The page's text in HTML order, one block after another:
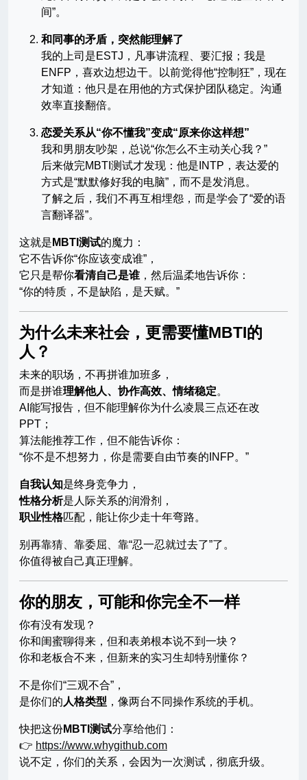
间”。
和同事的矛盾，突然能理解了
我的上司是ESTJ，凡事讲流程、要汇报；我是
ENFP，喜欢边想边干。以前觉得他“控制狂”，现在
才知道：他只是在用他的方式保护团队稳定。沟通
效率直接翻倍。
恋爱关系从“你不懂我”变成“原来你这样想”
我和男朋友吵架，总说“你怎么不主动关心我？”
后来做完MBTI测试才发现：他是INTP，表达爱的
方式是“默默修好我的电脑”，而不是发消息。
了解之后，我们不再互相埋怨，而是学会了“爱的语
言翻译器”。
这就是 MBTI测试的魔力：
它不告诉你“你应该变成谁”，
它只是帮你看清自己是谁 ，然后温柔地告诉你：
“你的特质，不是缺陷，是天赋。”
为什么未来社会，更需要懂MBTI的
人？
未来的职场，不再拼谁加班多，
而是拼谁理解他人、协作高效、情绪稳定。
AI能写报告，但不能理解你为什么凌晨三点还在改
PPT；
算法能推荐工作，但不能告诉你：
“你不是不想努力，你是需要自由节奏的INFP。”
自我认知是终身竞争力，
性格分析是人际关系的润滑剂，
职业性格匹配，能让你少走十年弯路。
别再靠猜、靠委屈、靠“忍一忍就过去了”了。
你值得被自己真正理解。
你的朋友，可能和你完全不一样
你有没有发现？
你和闺蜜聊得来，但和表弟根本说不到一块？
你和老板合不来，但新来的实习生却特别懂你？
不是你们“三观不合”，
是你们的 人格类型 ，像两台不同操作系统的手机。
快把这份MBTI测试分享给他们：
👉 https://www.whygithub.com
说不定，你们的关系，会因为一次测试，彻底升级。